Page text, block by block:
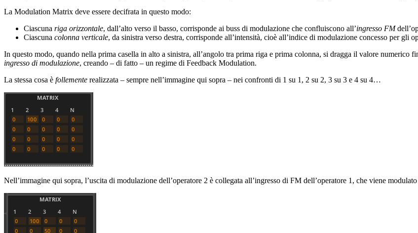
La Modulation Matrix deve essere decifrata in questo modo:
Ciascuna riga orizzontale, dall’alto verso il basso, corrisponde ai buss di modulazione che confluiscono all’ingresso FM
Ciascuna colonna verticale, da sinistra verso destra, corrisponde all’intensità, cioè all’indice di modulazione concesso per gli
In questo modo, quando nella prima casella in alto a sinistra, all’angolo tra prima riga e prima colonna, si dragga il valore numerico
ingresso di modulazione, creando – di fatto – un regime di Feedback Modulation.
La stessa cosa è follemente realizzata – sempre nell’immagine qui sopra – nei confronti di 1 su 1, 2 su 2, 3 su 3 e 4 su 4…
Nell’immagine qui sopra, l’uscita di modulazione dell’operatore 2 è collegata all’ingresso di FM dell’operatore 1, che viene